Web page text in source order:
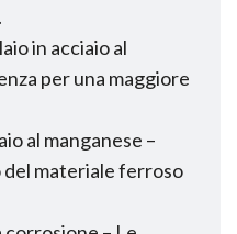
in acciaio al
per una maggiore
al manganese –
del materiale ferroso